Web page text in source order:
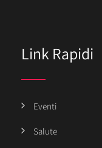
Link Rapidi
Eventi
Salute